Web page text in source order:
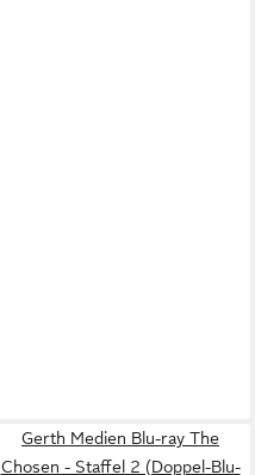
Gerth Medien Blu-ray The
Chosen - Staffel 2 (Doppel-Blu-